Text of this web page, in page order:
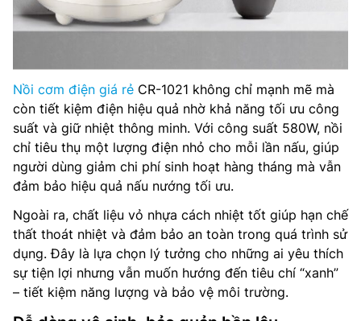
Nồi cơm điện giá rẻ CR-1021 không chỉ mạnh mẽ mà
còn tiết kiệm điện hiệu quả nhờ khả năng tối ưu công
suất và giữ nhiệt thông minh. Với công suất 580W, nồi
chỉ tiêu thụ một lượng điện nhỏ cho mỗi lần nấu, giúp
người dùng giảm chi phí sinh hoạt hàng tháng mà vẫn
đảm bảo hiệu quả nấu nướng tối ưu.
Ngoài ra, chất liệu vỏ nhựa cách nhiệt tốt giúp hạn chế
thất thoát nhiệt và đảm bảo an toàn trong quá trình sử
dụng. Đây là lựa chọn lý tưởng cho những ai yêu thích
sự tiện lợi nhưng vẫn muốn hướng đến tiêu chí “xanh”
– tiết kiệm năng lượng và bảo vệ môi trường.